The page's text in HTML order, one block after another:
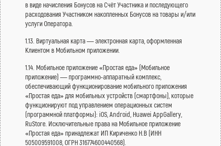
в виде начисления Бонусов на Счёт Участника и последующего
расходования Участником накопленных Бонусов на товары и/или
услуги Оператора.
1.13. Виртуальная карта — электронная карта, оформленная
Клиентом в Мобильном приложении.
1.14. Мобильное приложение «Простая еда» (Мобильное
приложение) — программно-аппаратный комплекс,
обеспечивающий функционирование мобильного приложения
«Простая еда» для мобильных устройств (смартфоны), которые
функционируют под управлением операционных систем
(программной платформы): iOS, Android, Huawei AppGallery,
RuStore. Исключительные права на Мобильное приложение
«Простая еда» принадлежат ИП Кириченко Н.В (ИНН
505009591008, ОГРН 316774600440568).